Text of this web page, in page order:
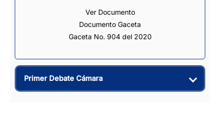
Ver Documento
Documento Gaceta
Gaceta No. 904 del 2020
Primer Debate Cámara